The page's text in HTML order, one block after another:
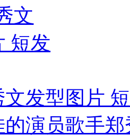
发型图片
的演员歌手